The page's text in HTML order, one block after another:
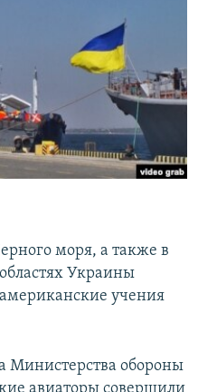
моря, а также в
Украины
учения
Министерства обороны